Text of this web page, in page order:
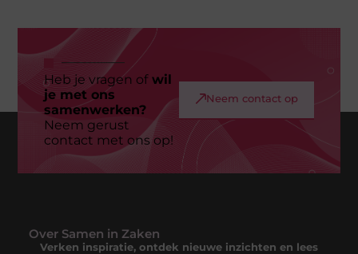
Heb je vragen ofwil
je met ons
samenwerken?
Neem gerust
contact met ons op!
Neem contact op
Over Samen in Zaken
Verken inspiratie, ontdek nieuwe inzichten en lees